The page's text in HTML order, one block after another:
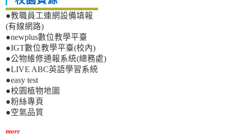
●教職員工連網設備填報
(有線網路)
●newplus數位教學平臺
●IGT數位教學平臺(校內)
●公物維修通報系統(總務處)
●LIVE ABC英語學習系統
●easy test
●校園植物地圖
●粉絲專頁
●空氣品質
more